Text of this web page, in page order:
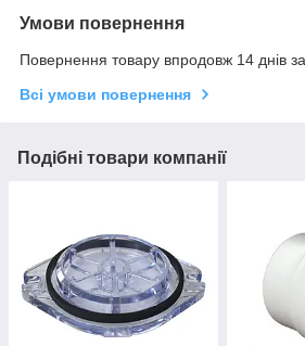
Умови повернення
Повернення товару впродовж 14 днів
Всі умови повернення
Подібні товари компанії